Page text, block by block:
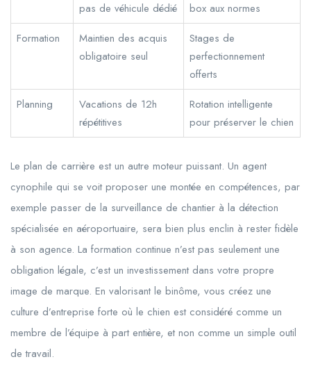
pas de véhicule dédié
box aux normes
Formation
Maintien des acquis
obligatoire seul
Stages de
perfectionnement
offerts
Planning
Vacations de 12h
répétitives
Rotation intelligente
pour préserver le chien
Le plan de carrière est un autre moteur puissant. Un agent
cynophile qui se voit proposer une montée en compétences, par
exemple passer de la surveillance de chantier à la détection
spécialisée en aéroportuaire, sera bien plus enclin à rester fidèle
à son agence. La formation continue n’est pas seulement une
obligation légale, c’est un investissement dans votre propre
image de marque. En valorisant le binôme, vous créez une
culture d’entreprise forte où le chien est considéré comme un
membre de l’équipe à part entière, et non comme un simple outil
de travail.